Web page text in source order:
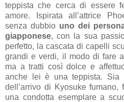
teppista che cerca di essere
amore. Ispirata all’attrice
senza dubbio uno dei
giapponese, con la sua
perfetto, la cascata di capelli
grandi e verdi, il modo di fare
ma a tratti così dolce e
anche lei è una teppista. Sia
dell’arrivo di Kyosuke
una condotta esemplare a